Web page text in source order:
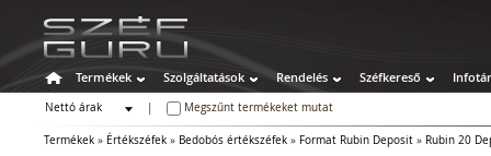
Termékek Szolgáltatások Rendelés Széfkereső Infotár
Nettó árak
Megszűnt termékeket mutat
Termékek » Értékszéfek » Bedobós értékszéfek » Format Rubin Deposit » Rubin 20